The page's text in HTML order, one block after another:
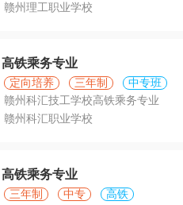
赣州理工职业学校
高铁乘务专业
定向培养 三年制
中专班
赣州科汇技工学校高铁乘务专业
赣州科汇职业学校
高铁乘务专业
三年制 中专
高铁